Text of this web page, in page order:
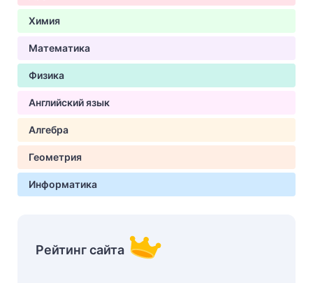
Химия
Математика
Физика
Английский язык
Алгебра
Геометрия
Информатика
Рейтинг сайта